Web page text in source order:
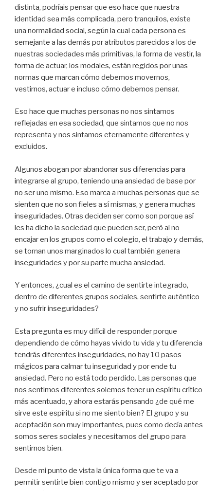
distinta, podríais pensar que eso hace que nuestra
identidad sea más complicada, pero tranquilos, existe
una normalidad social, según la cual cada persona es
semejante a las demás por atributos parecidos a los de
nuestras sociedades más primitivas, la forma de vestir, la
forma de actuar, los modales, están regidos por unas
normas que marcan cómo debemos movernos,
vestirnos, actuar e incluso cómo debemos pensar.
Eso hace que muchas personas no nos sintamos
reflejadas en esa sociedad, que sintamos que no nos
representa y nos sintamos eternamente diferentes y
excluidos.
Algunos abogan por abandonar sus diferencias para
integrarse al grupo, teniendo una ansiedad de base por
no ser uno mismo. Eso marca a muchas personas que se
sienten que no son fieles a sí mismas, y genera muchas
inseguridades. Otras deciden ser como son porque así
les ha dicho la sociedad que pueden ser, però al no
encajar en los grupos como el colegio, el trabajo y demás,
se tornan unos marginados lo cual también genera
inseguridades y por su parte mucha ansiedad.
Y entonces, ¿cual es el camino de sentirte integrado,
dentro de diferentes grupos sociales, sentirte auténtico
y no sufrir inseguridades?
Esta pregunta es muy difícil de responder porque
dependiendo de cómo hayas vivido tu vida y tu diferencia
tendrás diferentes inseguridades, no hay 10 pasos
mágicos para calmar tu inseguridad y por ende tu
ansiedad. Pero no está todo perdido. Las personas que
nos sentimos diferentes solemos tener un espíritu crítico
más acentuado, y ahora estarás pensando ¿de qué me
sirve este espíritu si no me siento bien? El grupo y su
aceptación son muy importantes, pues como decía antes
somos seres sociales y necesitamos del grupo para
sentirnos bien.
Desde mi punto de vista la única forma que te va a
permitir sentirte bien contigo mismo y ser aceptado por